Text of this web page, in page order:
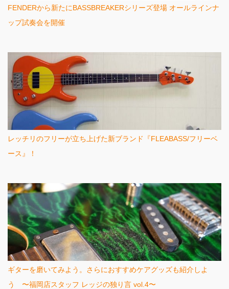
FENDERから新たにBASSBREAKERシリーズ登場 オールラインナ
ップ試奏会を開催
レッチリのフリーが立ち上げた新ブランド『FLEABASS/フリーベ
ース』！
ギターを磨いてみよう。さらにおすすめケアグッズも紹介しよ
う 〜福岡店スタッフ レッジの独り言 vol.4〜